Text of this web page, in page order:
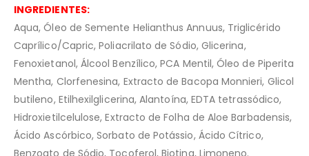
INGREDIENTES:
Aqua, Óleo de Semente Helianthus Annuus, Triglicérido
Caprílico/Capric, Poliacrilato de Sódio, Glicerina,
Fenoxietanol, Álcool Benzílico, PCA Mentil, Óleo de Piperita
Mentha, Clorfenesina, Extracto de Bacopa Monnieri, Glicol
butileno, Etilhexilglicerina, Alantoína, EDTA tetrassódico,
Hidroxietilcelulose, Extracto de Folha de Aloe Barbadensis,
Ácido Ascórbico, Sorbato de Potássio, Ácido Cítrico,